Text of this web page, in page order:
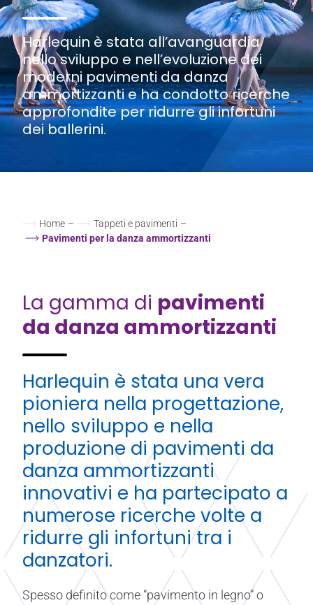
Harlequin è stata all’avanguardia
nello sviluppo e nell’evoluzione dei
moderni pavimenti da danza
ammortizzanti e ha condotto ricerche
approfondite per ridurre gli infortuni
dei ballerini.
Home – Tappeti e pavimenti –
Pavimenti per la danza ammortizzanti
La gamma di pavimenti
da danza ammortizzanti
Harlequin è stata una vera
pioniera nella progettazione,
nello sviluppo e nella
produzione di pavimenti da
danza ammortizzanti
innovativi e ha partecipato a
numerose ricerche volte a
ridurre gli infortuni tra i
danzatori.
Spesso definito come “pavimento in legno” o